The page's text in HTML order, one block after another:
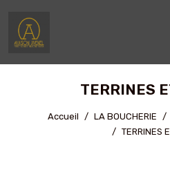
TERRINES
Accueil LA BOUCHERIE
TERRINES